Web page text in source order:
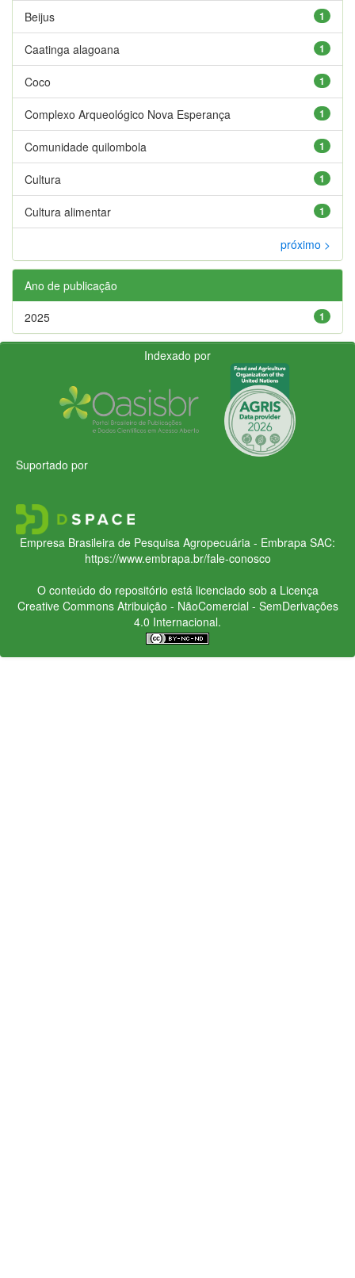
1
Beijus
1
Caatinga alagoana
1
Coco
1
Complexo Arqueológico Nova Esperança
1
Comunidade quilombola
1
Cultura
1
Cultura alimentar
próximo >
Ano de publicação
1
2025
Indexado por
Suportado por
Empresa Brasileira de Pesquisa Agropecuária - Embrapa SAC:
https://www.embrapa.br/fale-conosco
O conteúdo do repositório está licenciado sob a Licença
Creative CommonsAtribuição - NãoComercial - SemDerivações
4.0 Internacional.